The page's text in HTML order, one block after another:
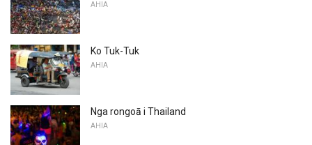
AHIA
Ko Tuk-Tuk
AHIA
Nga rongoā i Thailand
AHIA